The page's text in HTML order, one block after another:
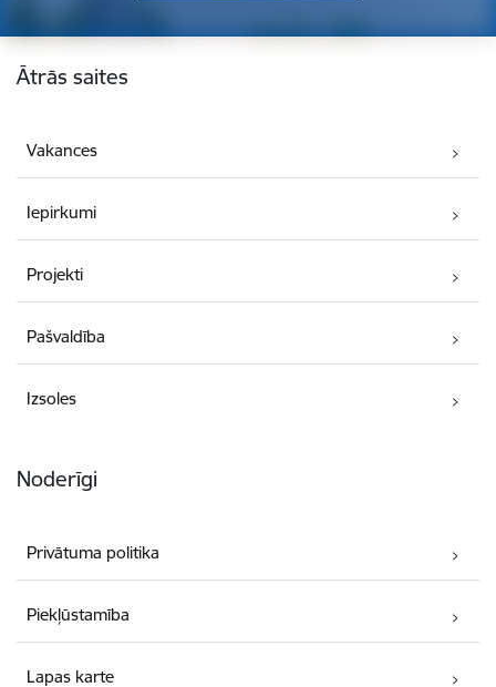
Kājene
Ātrās saites
Vakances
Iepirkumi
Projekti
Pašvaldība
Izsoles
Noderīgi
Privātuma politika
Piekļūstamība
Lapas karte